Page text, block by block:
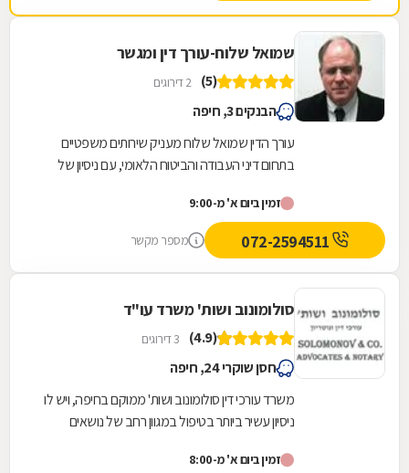
שמואל שלוח-עורך דין ומגשר
(5) 2 דירוגים
הבנקים 3, חיפה
עורך הדין שמואל שלוח מעניק שירותים משפטיים
בתחום דיני העבודה והביטוח הלאומי, עם ניסיון של
והגורמים...
זמין ביום א' מ-9:00
מספר מקשר
סולומונוב ושות' משרד עו"ד
(4.9) 3 דירוגים
חסן שוקרי 24, חיפה
משרד עורכי דין סולומונוב ושות' ממוקם בחיפה, ויש לו
ניסיון עשיר ביותר בטיפול במגוון רחב של נושאים
זמין ביום א' מ-8:00